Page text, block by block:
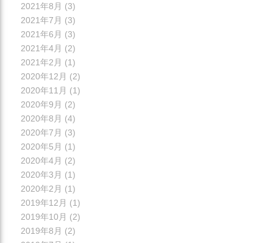
2021年8月 (3)
2021年7月 (3)
2021年6月 (3)
2021年4月 (2)
2021年2月 (1)
2020年12月 (2)
2020年11月 (1)
2020年9月 (2)
2020年8月 (4)
2020年7月 (3)
2020年5月 (1)
2020年4月 (2)
2020年3月 (1)
2020年2月 (1)
2019年12月 (1)
2019年10月 (2)
2019年8月 (2)